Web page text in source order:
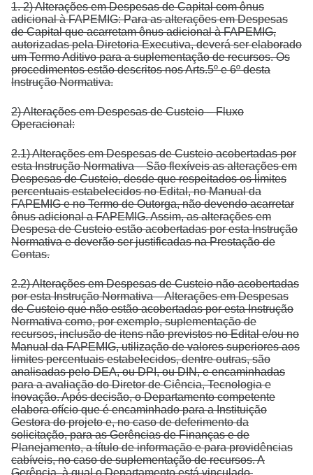
1. 2) Alterações em Despesas de Capital com ônus
adicional à FAPEMIG: Para as alterações em Despesas
de Capital que acarretam ônus adicional à FAPEMIG,
autorizadas pela Diretoria Executiva, deverá ser elaborado
um Termo Aditivo para a suplementação de recursos. Os
procedimentos estão descritos nos Arts.5º e 6º desta
Instrução Normativa.
2) Alterações em Despesas de Custeio – Fluxo
Operacional:
2.1) Alterações em Despesas de Custeio acobertadas por
esta Instrução Normativa – São flexíveis as alterações em
Despesas de Custeio, desde que respeitados os limites
percentuais estabelecidos no Edital, no Manual da
FAPEMIG e no Termo de Outorga, não devendo acarretar
ônus adicional a FAPEMIG. Assim, as alterações em
Despesa de Custeio estão acobertadas por esta Instrução
Normativa e deverão ser justificadas na Prestação de
Contas.
2.2) Alterações em Despesas de Custeio não acobertadas
por esta Instrução Normativa – Alterações em Despesas
de Custeio que não estão acobertadas por esta Instrução
Normativa como, por exemplo, suplementação de
recursos, inclusão de itens não previstos no Edital e/ou no
Manual da FAPEMIG, utilização de valores superiores aos
limites percentuais estabelecidos, dentre outras, são
analisadas pelo DEA, ou DPI, ou DIN, e encaminhadas
para a avaliação do Diretor de Ciência, Tecnologia e
Inovação. Após decisão, o Departamento competente
elabora ofício que é encaminhado para a Instituição
Gestora do projeto e, no caso de deferimento da
solicitação, para as Gerências de Finanças e de
Planejamento, a título de informação e para providências
cabíveis, no caso de suplementação de recursos. A
Gerência, à qual o Departamento está vinculado,